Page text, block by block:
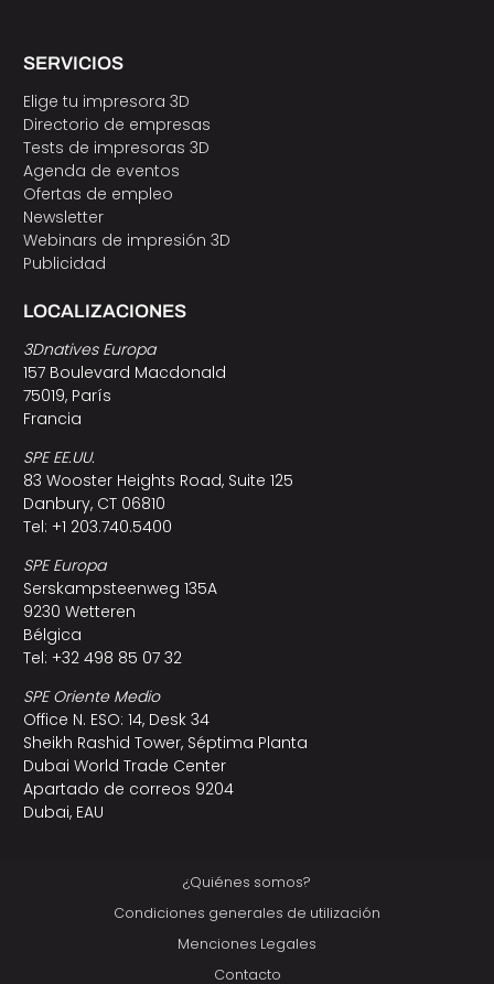
SERVICIOS
Elige tu impresora 3D
Directorio de empresas
Tests de impresoras 3D
Agenda de eventos
Ofertas de empleo
Newsletter
Webinars de impresión 3D
Publicidad
LOCALIZACIONES
3Dnatives Europa
157 Boulevard Macdonald
75019, París
Francia
SPE EE.UU.
83 Wooster Heights Road, Suite 125
Danbury, CT 06810
Tel: +1 203.740.5400
SPE Europa
Serskampsteenweg 135A
9230 Wetteren
Bélgica
Tel: +32 498 85 07 32
SPE Oriente Medio
Office N. ESO: 14, Desk 34
Sheikh Rashid Tower, Séptima Planta
Dubai World Trade Center
Apartado de correos 9204
Dubai, EAU
¿Quiénes somos?
Condiciones generales de utilización
Menciones Legales
Contacto